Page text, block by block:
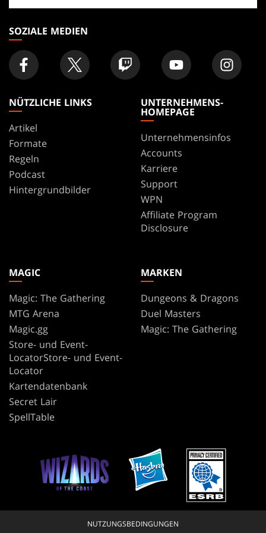
Geschäft
SOZIALE MEDIEN
NÜTZLICHE LINKS
Artikel
Formate
Regeln
Podcast
Hintergrundbilder
UNTERNEHMENS-
HOMEPAGE
Unternehmensinfos
Accounts
Karriere
Support
WPN
Affiliate Program
Disclosure
MAGIC
Magic: The Gathering
MTG Arena
Magic.gg
Store- und Event-
LocatorStore- und Event-
Locator
Kartendatenbank
Secret Lair
SpellTable
MARKEN
Dungeons & Dragons
Duel Masters
Magic: The Gathering
NUTZUNGSBEDINGUNGEN